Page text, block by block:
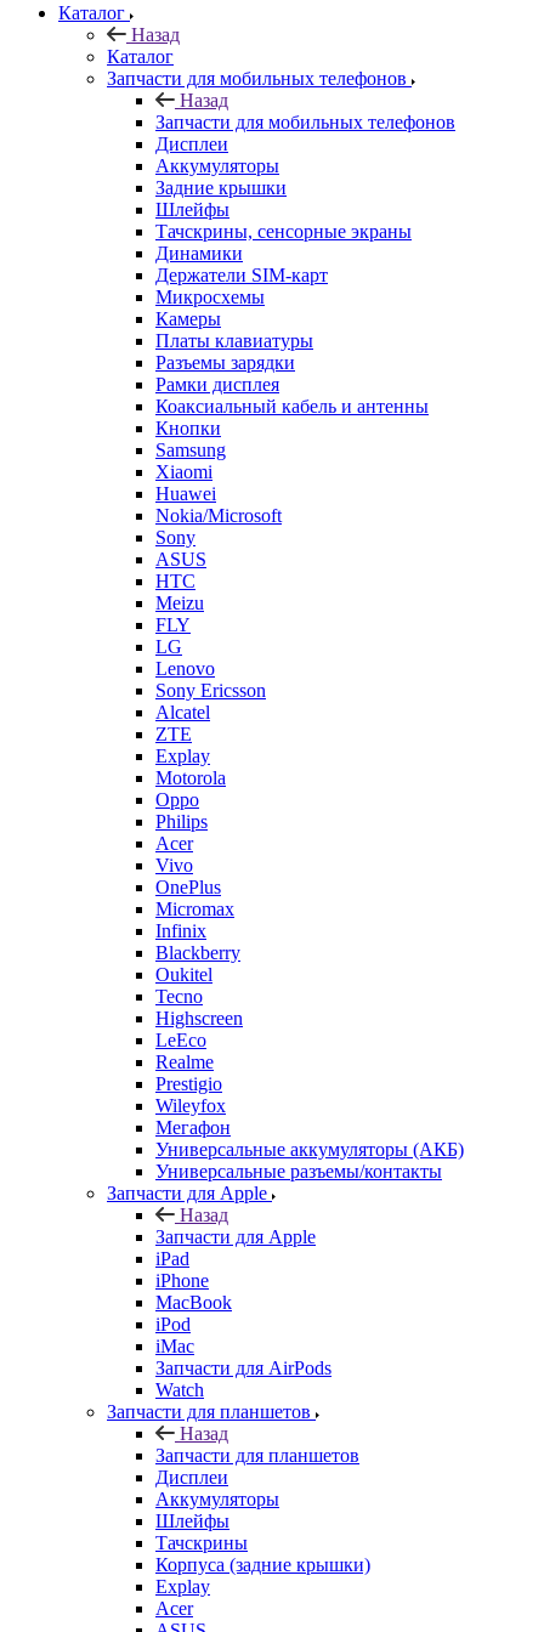
Каталог
Назад
Каталог
Запчасти для мобильных телефонов
Назад
Запчасти для мобильных телефонов
Дисплеи
Аккумуляторы
Задние крышки
Шлейфы
Тачскрины, сенсорные экраны
Динамики
Держатели SIM-карт
Микросхемы
Камеры
Платы клавиатуры
Разъемы зарядки
Рамки дисплея
Коаксиальный кабель и антенны
Кнопки
Samsung
Xiaomi
Huawei
Nokia/Microsoft
Sony
ASUS
HTC
Meizu
FLY
LG
Lenovo
Sony Ericsson
Alcatel
ZTE
Explay
Motorola
Oppo
Philips
Acer
Vivo
OnePlus
Micromax
Infinix
Blackberry
Oukitel
Tecno
Highscreen
LeEco
Realme
Prestigio
Wileyfox
Мегафон
Универсальные аккумуляторы (АКБ)
Универсальные разъемы/контакты
Запчасти для Apple
Назад
Запчасти для Apple
iPad
iPhone
MacBook
iPod
iMac
Запчасти для AirPods
Watch
Запчасти для планшетов
Назад
Запчасти для планшетов
Дисплеи
Аккумуляторы
Шлейфы
Тачскрины
Корпуса (задние крышки)
Explay
Acer